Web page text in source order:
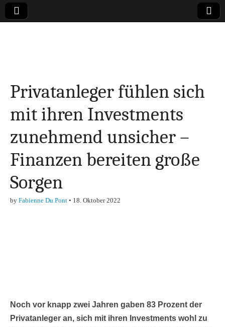
Finanzen,
Marketing-, Vertrieb-
& Investment-Tipps
Privatanleger fühlen sich
mit ihren Investments
zunehmend unsicher –
Finanzen bereiten große
Sorgen
by Fabienne Du Pont • 18. Oktober 2022
Noch vor knapp zwei Jahren gaben 83 Prozent der
Privatanleger an, sich mit ihren Investments wohl zu